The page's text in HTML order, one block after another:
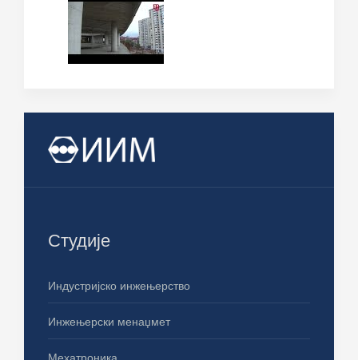
Студије
Индустријско инжењерство
Инжењерски менаџмет
Мехатроника